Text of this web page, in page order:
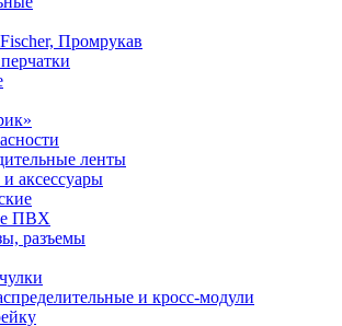
Промрукав
ленты
аксессуары
ПВХ
разъемы
и кросс-модули